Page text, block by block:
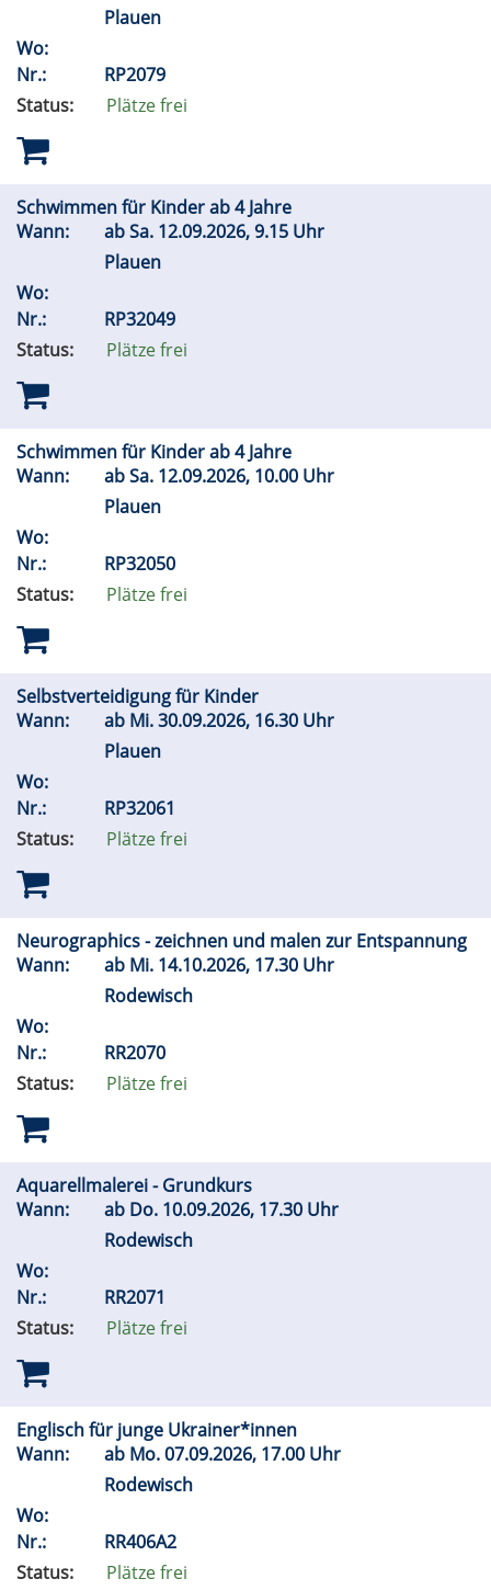
Plauen
Wo:
Nr.:
RP2079
Status:
Plätze frei
Schwimmen für Kinder ab 4 Jahre
Wann:
abSa. 12.09.2026, 9.15 Uhr
Plauen
Wo:
Nr.:
RP32049
Status:
Plätze frei
Schwimmen für Kinder ab 4 Jahre
Wann:
abSa. 12.09.2026, 10.00 Uhr
Plauen
Wo:
Nr.:
RP32050
Status:
Plätze frei
Selbstverteidigung für Kinder
Wann:
ab Mi.30.09.2026, 16.30 Uhr
Plauen
Wo:
Nr.:
RP32061
Status:
Plätze frei
Neurographics - zeichnen und malen zur Entspannung
Wann:
ab Mi. 14.10.2026, 17.30 Uhr
Rodewisch
Wo:
Nr.:
RR2070
Status:
Plätze frei
Aquarellmalerei - Grundkurs
Wann:
ab Do. 10.09.2026, 17.30 Uhr
Rodewisch
Wo:
Nr.:
RR2071
Status:
Plätze frei
Englisch für junge Ukrainer*innen
Wann:
ab Mo.07.09.2026, 17.00 Uhr
Rodewisch
Wo:
Nr.:
RR406A2
Status:
Plätze frei